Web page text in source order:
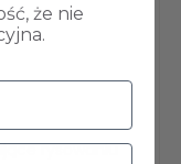
rysowaniu
że nie